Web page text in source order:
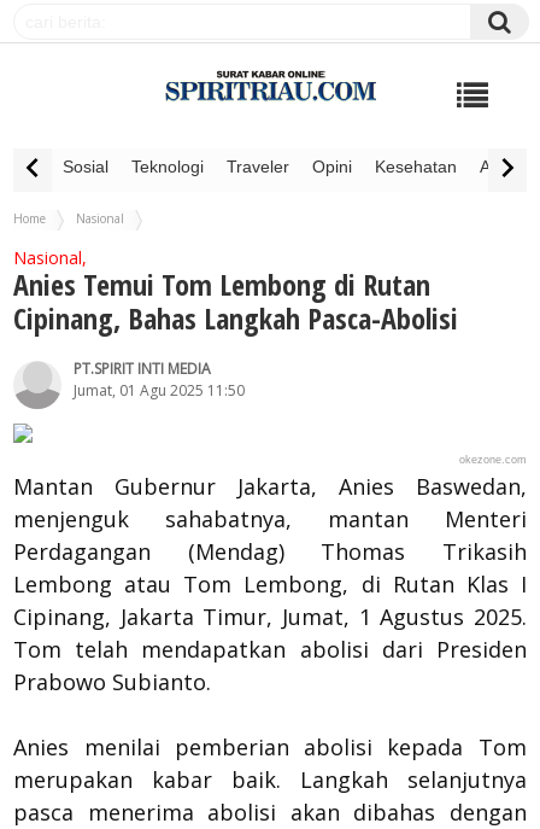
Sosial Teknologi Traveler Opini Kesehatan
Home
Nasional
Nasional,
Anies Temui Tom Lembong di Rutan
Cipinang, Bahas Langkah Pasca-Abolisi
PT.SPIRIT INTI MEDIA
Jumat, 01 Agu 2025 11:50
okezone.com
Mantan Gubernur Jakarta, Anies Baswedan,
menjenguk sahabatnya, mantan Menteri
Perdagangan (Mendag) Thomas Trikasih
Lembong atau Tom Lembong, di Rutan Klas I
Cipinang, Jakarta Timur, Jumat, 1 Agustus 2025.
Tom telah mendapatkan abolisi dari Presiden
Prabowo Subianto.
Anies menilai pemberian abolisi kepada Tom
merupakan kabar baik. Langkah selanjutnya
pasca menerima abolisi akan dibahas dengan